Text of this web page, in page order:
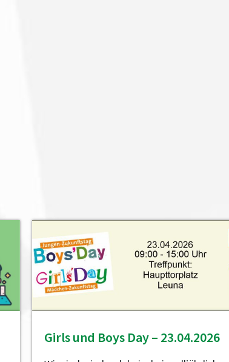
Girls und Boys Day – 23.04.2026